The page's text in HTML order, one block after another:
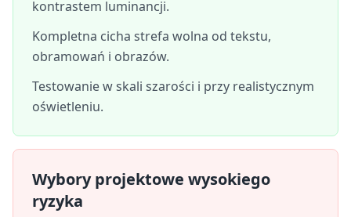
kontrastem luminancji.
Kompletna cicha strefa wolna od tekstu,
obramowań i obrazów.
Testowanie w skali szarości i przy realistycznym
oświetleniu.
Wybory projektowe wysokiego
ryzyka